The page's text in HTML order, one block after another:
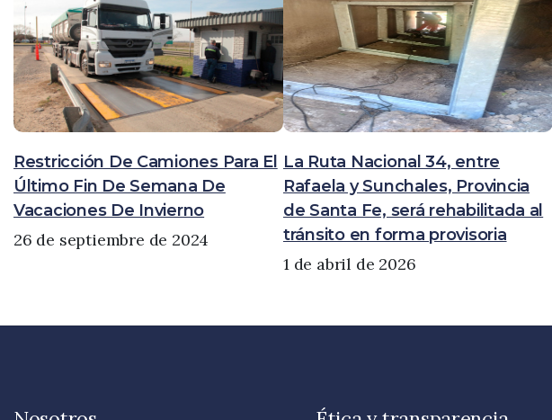
Restricción De Camiones Para El
Último Fin De Semana De
Vacaciones De Invierno
26 de septiembre de 2024
La Ruta Nacional 34, entre
Rafaela y Sunchales, Provincia
de Santa Fe, será rehabilitada al
tránsito en forma provisoria
1 de abril de 2026